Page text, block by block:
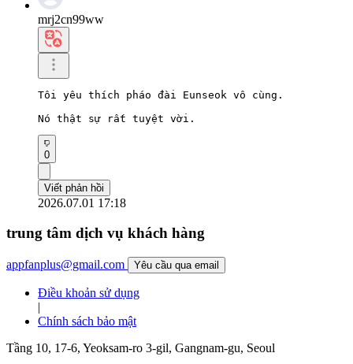
mrj2cn99ww
Tôi yêu thích pháo đài Eunseok vô cùng.
Nó thật sự rất tuyệt vời.
0
Viết phản hồi
2026.07.01 17:18
trung tâm dịch vụ khách hàng
appfanplus@gmail.com Yêu cầu qua email
Điều khoản sử dụng
|
Chính sách bảo mật
Tầng 10, 17-6, Yeoksam-ro 3-gil, Gangnam-gu, Seoul